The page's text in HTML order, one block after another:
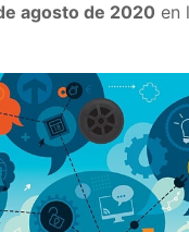
agosto de 2020 en